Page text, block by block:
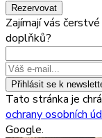
Rezervovat
Zajímají vás
doplňků?
Přihlásit se k
Tato stránka je
ochrany osobních
Google.